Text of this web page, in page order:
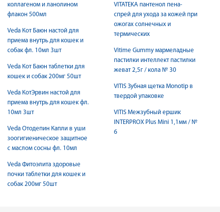
коллагеном и ланолином
флакон 500мл
Veda Кот Баюн настой для
приема внутрь для кошек и
собак фл. 10мл 3шт
Veda Кот Баюн таблетки для
кошек и собак 200мг 50шт
Veda КотЭрвин настой для
приема внутрь для кошек фл.
10мл 3шт
Veda Отодепин Капли в уши
зоогигиеническое защитное
с маслом сосны фл. 10мл
Veda Фитоэлита здоровые
почки таблетки для кошек и
собак 200мг 50шт
VITATEKA пантенол пена-
спрей для ухода за кожей при
ожогах солнечных и
термических
Vitime Gummy мармеладные
пастилки интеллект пастилки
жеват 2,5г / кола № 30
VITIS Зубная щетка Monotip в
твердой упаковке
VITIS Межзубный ершик
INTERPROX Plus Mini 1,1мм / №
6